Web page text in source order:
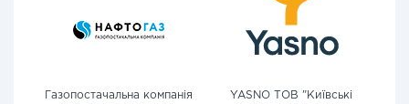
Газопостачальна компанія
YASNO ТОВ "Київські